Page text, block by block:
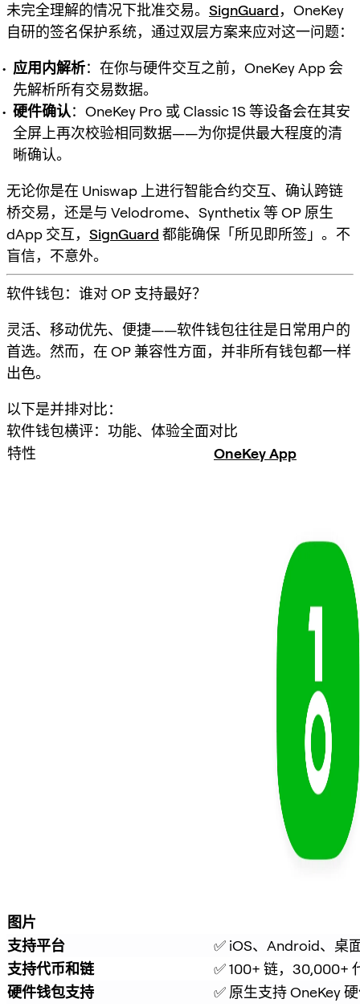
未完全理解的情况下批准交易。 SignGuard，OneKey
自研的签名保护系统，通过双层方案来应对这一问题：
应用内解析：在你与硬件交互之前，OneKey App 会
先解析所有交易数据。
硬件确认：OneKey Pro 或 Classic 1S 等设备会在其安
全屏上再次校验相同数据——为你提供最大程度的清
晰确认。
无论你是在 Uniswap 上进行智能合约交互、确认跨链
桥交易，还是与 Velodrome、Synthetix 等 OP 原生
dApp 交互， SignGuard 都能确保「所见即所签」。不
盲信，不意外。
软件钱包：谁对 OP 支持最好？
灵活、移动优先、便捷——软件钱包往往是日常用户的
首选。然而，在 OP 兼容性方面，并非所有钱包都一样
出色。
以下是并排对比：
软件钱包横评：功能、体验全面对比
特性
OneKey App
图片
支持平台
✅ iOS、Android、桌
支持代币和链
✅ 100+ 链，30,000+
硬件钱包支持
✅ 原生支持 OneKey